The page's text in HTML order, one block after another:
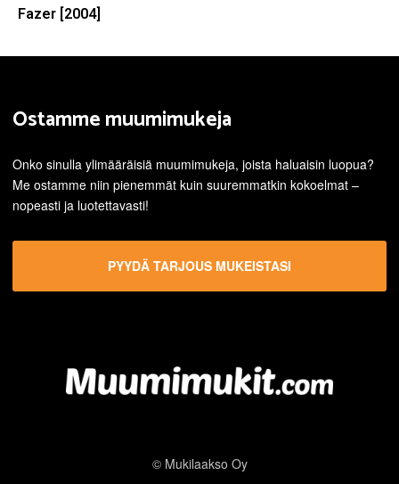
Fazer [2004]
Ostamme muumimukeja
Onko sinulla ylimääräisiä muumimukeja, joista haluaisin luopua?
Me ostamme niin pienemmät kuin suuremmatkin kokoelmat –
nopeasti ja luotettavasti!
PYYDÄ TARJOUS MUKEISTASI
© Mukilaakso Oy